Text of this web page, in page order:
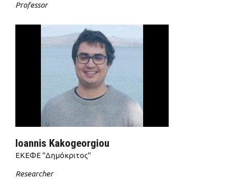
Professor
Ioannis Kakogeorgiou
ΕΚΕΦΕ "Δημόκριτος"
Researcher